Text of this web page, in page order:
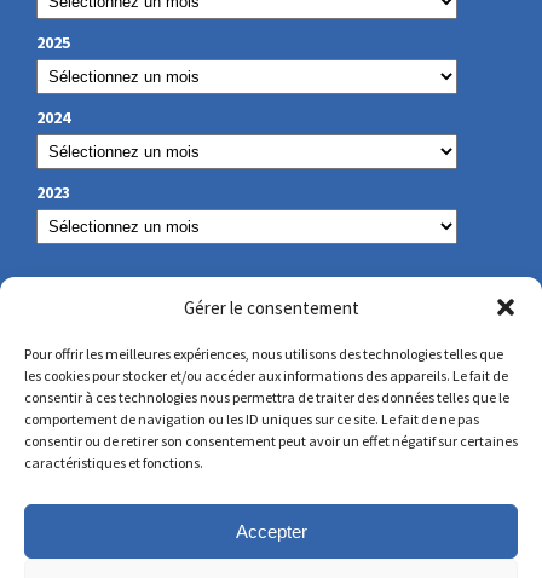
Gérer le consentement
Pour offrir les meilleures expériences, nous utilisons des technologies telles que
les cookies pour stocker et/ou accéder aux informations des appareils. Le fait de
consentir à ces technologies nous permettra de traiter des données telles que le
comportement de navigation ou les ID uniques sur ce site. Le fait de ne pas
consentir ou de retirer son consentement peut avoir un effet négatif sur certaines
caractéristiques et fonctions.
Accepter
2025
2024
2023
NUESTROS DATOS DE CONTACTO
secretariat@lamennais.org
protectionenfance@lamennais.org